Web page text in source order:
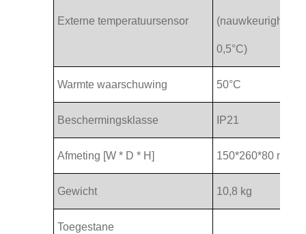
Externe temperatuursensor (nauwkeurigheid ±
0,5°C)
Warmte waarschuwing 50°C
Beschermingsklasse IP21
Afmeting [W * D * H] 150*260*80 mm
Gewicht 10,8 kg
Toegestane